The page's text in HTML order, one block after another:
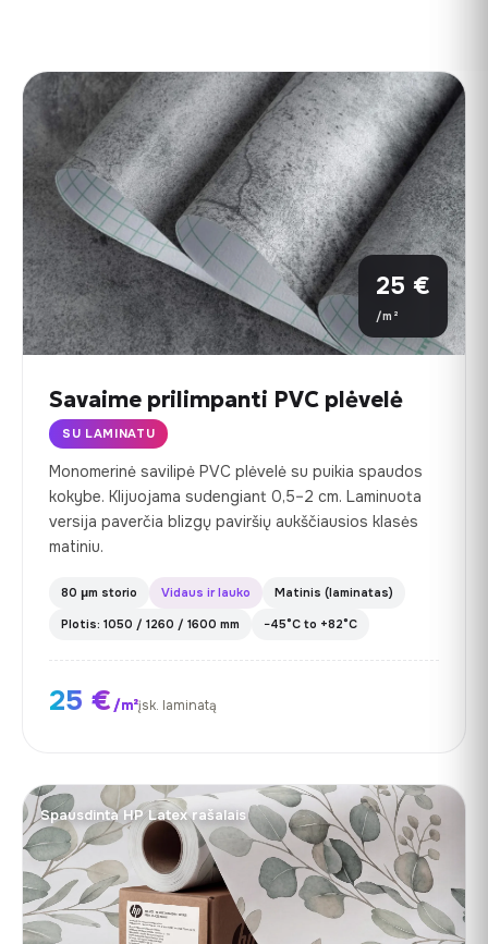
25 €
/m²
Savaime prilimpanti PVC plėvelė
SU LAMINATU
Monomerinė savilipė PVC plėvelė su puikia spaudos
kokybe. Klijuojama sudengiant 0,5–2 cm. Laminuota
versija paverčia blizgų paviršių aukščiausios klasės
matiniu.
80 µm storio Vidaus ir lauko Matinis (laminatas)
Plotis: 1050 / 1260 / 1600 mm −45°C to +82°C
25 €/m²įsk. laminatą
Spausdinta HP Latex rašalais